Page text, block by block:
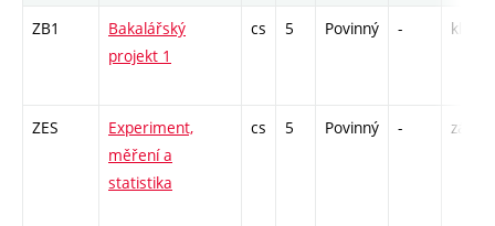
ZB1
Bakalářský
projekt 1
cs 5 Povinný - kl
ZES
Experiment,
měření a
statistika
cs 5 Povinný - zá,zk